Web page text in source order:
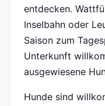
entdecken.
Inselbahn oder
Saison zum
Unterkunft
ausgewiesene
Hunde sind